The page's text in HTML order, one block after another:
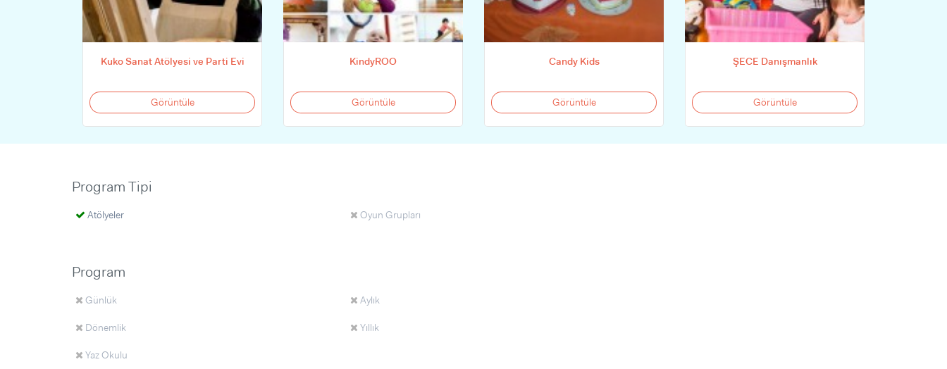
Kuko Sanat Atölyesi ve Parti Evi
Görüntüle
KindyROO
Görüntüle
Candy Kids
Görüntüle
ŞECE Danışmanlık
Görüntüle
Program Tipi
Atölyeler Oyun Grupları
Program
Günlük Aylık
Dönemlik Yıllık
Yaz Okulu